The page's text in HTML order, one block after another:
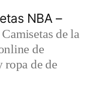
NBA –
Camisetas de la
de
ropa de de